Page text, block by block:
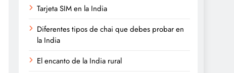
Tarjeta SIM en la India
Diferentes tipos de chai que debes probar en
la India
El encanto de la India rural